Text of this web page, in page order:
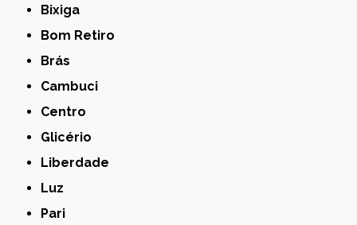
Bixiga
Bom Retiro
Brás
Cambuci
Centro
Glicério
Liberdade
Luz
Pari